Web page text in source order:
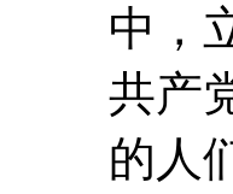
中，
共产
的人